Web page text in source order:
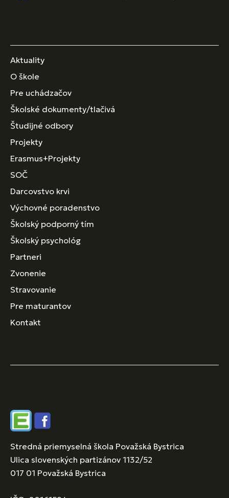
Aktuality
O škole
Pre uchádzačov
Školské dokumenty/tlačivá
Študijné odbory
Projekty
Erasmus+Projekty
SOČ
Darcovstvo krvi
Výchovné poradenstvo
Školský podporný tím
Školský psychológ
Partneri
Zvonenie
Stravovanie
Pre maturantov
Kontakt
EdupageFacebook
Stredná priemyselná škola Považská Bystrica
Ulica slovenských partizánov 1132/52
017 01 Považská Bystrica